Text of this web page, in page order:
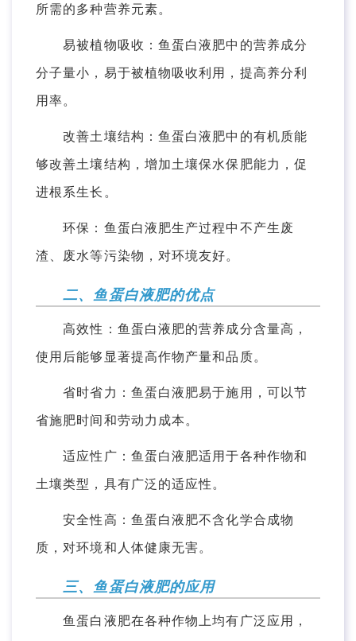
所需的多种营养元素。
易被植物吸收：鱼蛋白液肥中的营养成分
分子量小，易于被植物吸收利用，提高养分利
用率。
改善土壤结构：鱼蛋白液肥中的有机质能
够改善土壤结构，增加土壤保水保肥能力，促
进根系生长。
环保：鱼蛋白液肥生产过程中不产生废
渣、废水等污染物，对环境友好。
二、鱼蛋白液肥的优点
高效性：鱼蛋白液肥的营养成分含量高，
使用后能够显著提高作物产量和品质。
省时省力：鱼蛋白液肥易于施用，可以节
省施肥时间和劳动力成本。
适应性广：鱼蛋白液肥适用于各种作物和
土壤类型，具有广泛的适应性。
安全性高：鱼蛋白液肥不含化学合成物
质，对环境和人体健康无害。
三、鱼蛋白液肥的应用
鱼蛋白液肥在各种作物上均有广泛应用，